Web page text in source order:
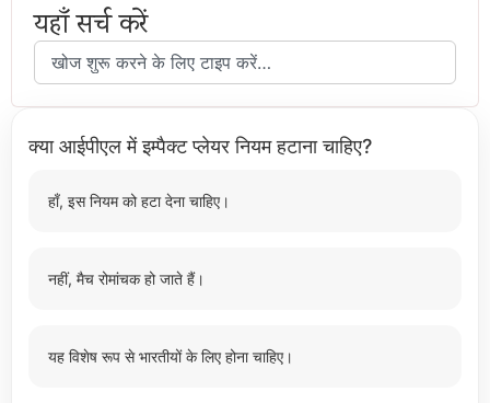
यहाँ सर्च करें
क्या आईपीएल में इम्पैक्ट प्लेयर नियम हटाना चाहिए?
हाँ, इस नियम को हटा देना चाहिए।
नहीं, मैच रोमांचक हो जाते हैं।
यह विशेष रूप से भारतीयों के लिए होना चाहिए।